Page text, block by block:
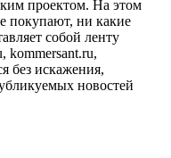
проектом. На этом
покупают, ни какие
собой ленту
kommersant.ru,
без искажения,
новостей